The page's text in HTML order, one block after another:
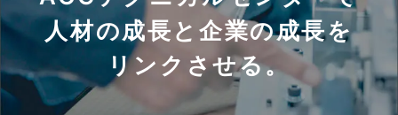
人材の成長と企業の成長を
リンクさせる。